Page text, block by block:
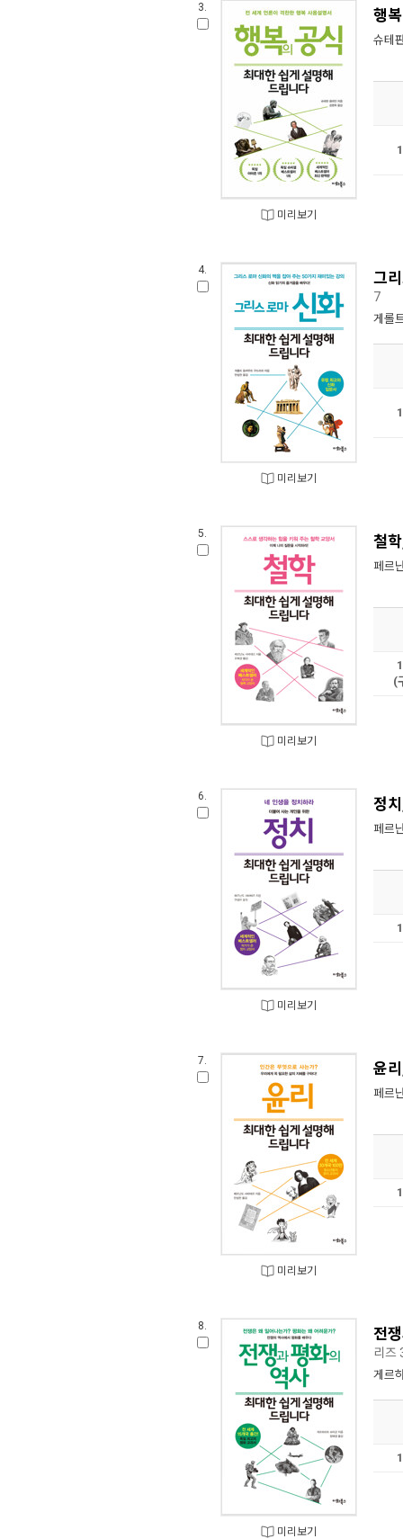
3.
미리보기
행
슈테
4.
미리보기
그
7
게롤
5.
미리보기
철
페르
(
6.
미리보기
정
페르
7.
미리보기
윤
페르
8.
미리보기
전
리즈
게르